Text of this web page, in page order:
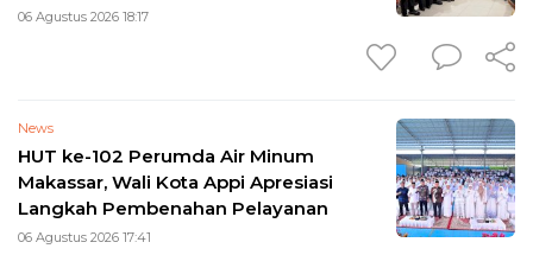
06 Agustus 2026 18:17
News
HUT ke-102 Perumda Air Minum
Makassar, Wali Kota Appi Apresiasi
Langkah Pembenahan Pelayanan
06 Agustus 2026 17:41